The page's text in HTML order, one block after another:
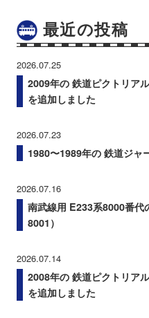
最近の投稿
2026.07.25
2009年の 鉄道ピクトリア
を追加しました
2026.07.23
1980〜1989年の 鉄道ジャ
2026.07.16
南武線用 E233系8000番代
8001）
2026.07.14
2008年の 鉄道ピクトリア
を追加しました